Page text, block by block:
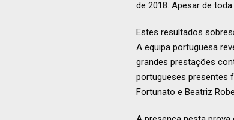
de 2018. Apesar de
Estes resultados
A equipa portuguesa
grandes prestações
portugueses presentes
Fortunato e Beatriz